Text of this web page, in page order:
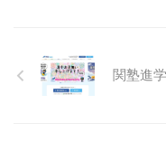
関塾進